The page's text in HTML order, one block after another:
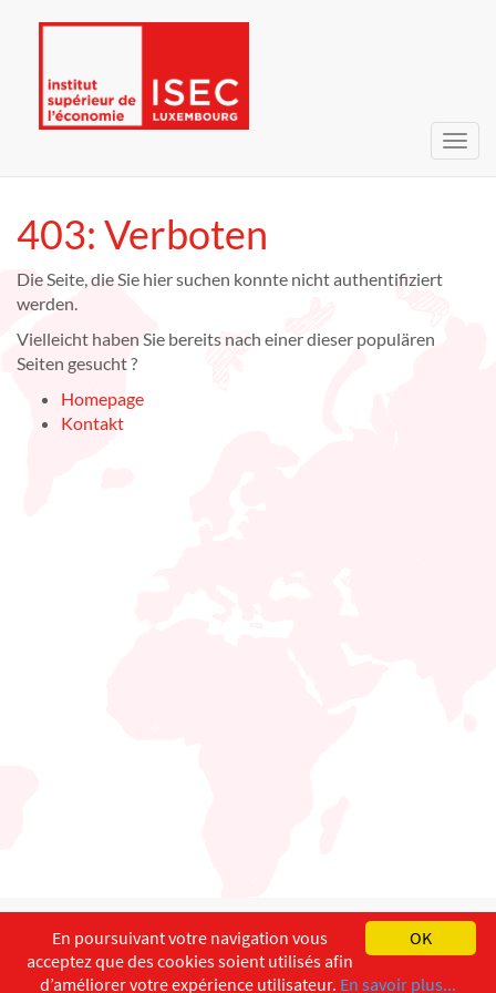
403: Verboten
Die Seite, die Sie hier suchen konnte nicht authentifiziert
werden.
Vielleicht haben Sie bereits nach einer dieser populären
Seiten gesucht ?
Homepage
Kontakt
English Français
Copyright ©ISEC-AdW Impressum
OK
En poursuivant votre navigation vous
acceptez que des cookies soient utilisés afin
d’améliorer votre expérience utilisateur. En savoir plus...